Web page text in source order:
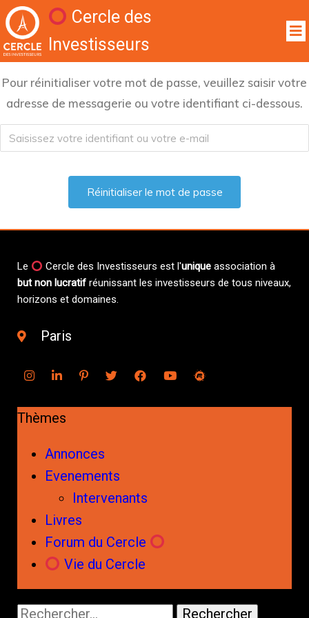
Cercle des
Investisseurs
Pour réinitialiser votre mot de passe, veuillez saisir votre
adresse de messagerie ou votre identifiant ci-dessous.
Le Cercle des Investisseurs est l'unique association à
but non lucratif réunissant les investisseurs de tous niveaux,
horizons et domaines.
Paris
Thèmes
Annonces
Evenements
Intervenants
Livres
Forum du Cercle
Vie du Cercle
Rechercher :